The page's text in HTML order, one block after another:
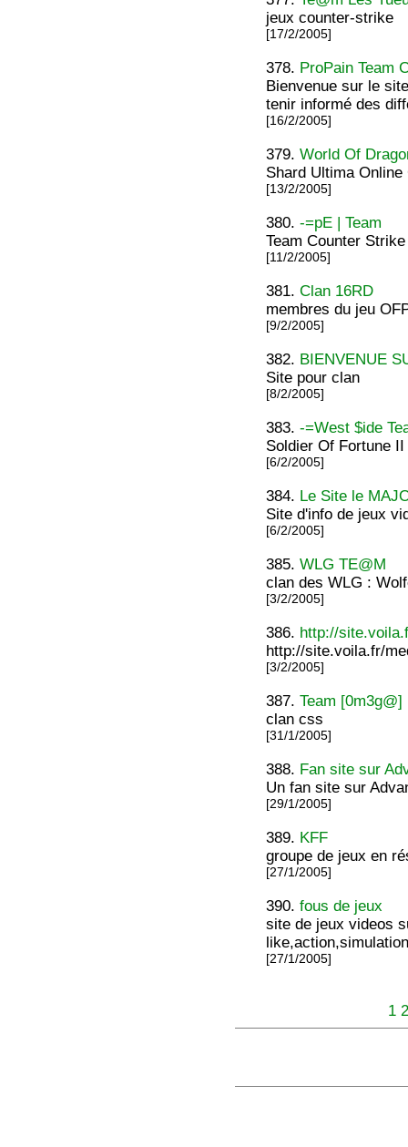
jeux counter-strike
[17/2/2005]
378. ProPain Team
Bienvenue sur le
tenir informé des
[16/2/2005]
379.World Of
Shard Ultima Online
[13/2/2005]
380.-=pE | Team
Team Counter
[11/2/2005]
381.Clan 16RD
membres du jeu
[9/2/2005]
382. BIENVENUE
Site pour clan
[8/2/2005]
383.-=West $ide
Soldier Of Fortune II
[6/2/2005]
384. Le Site le
Site d'info de jeux
[6/2/2005]
385.WLG TE@M
clan des WLG :
[3/2/2005]
386. http://
http://site.voila.fr/
[3/2/2005]
387.Team [0m3g@]
clan css
[31/1/2005]
388. Fan site sur
Un fan site sur
[29/1/2005]
389. KFF
groupe de jeux en
[27/1/2005]
390.fous de jeux
site de jeux videos
[27/1/2005]
1 2